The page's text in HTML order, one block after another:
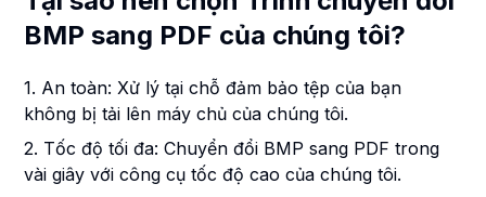
BMP sang PDF của chúng tôi?
1. An toàn: Xử lý tại chỗ đảm bảo tệp của bạn
không bị tải lên máy chủ của chúng tôi.
2. Tốc độ tối đa: Chuyển đổi BMP sang PDF trong
vài giây với công cụ tốc độ cao của chúng tôi.